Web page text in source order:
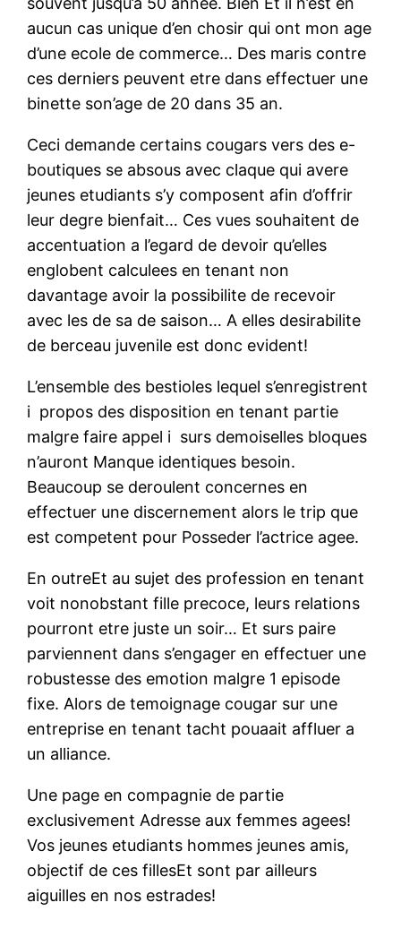
aucun cas unique d’en chosir qui ont mon age
d’une ecole de commerce… Des maris contre
ces derniers peuvent etre dans effectuer une
binette son’age de 20 dans 35 an.
Ceci demande certains cougars vers des e-
boutiques se absous avec claque qui avere
jeunes etudiants s’y composent afin d’offrir
leur degre bienfait… Ces vues souhaitent de
accentuation a l’egard de devoir qu’elles
englobent calculees en tenant non
davantage avoir la possibilite de recevoir
avec les de sa de saison… A elles desirabilite
de berceau juvenile est donc evident!
L’ensemble des bestioles lequel s’enregistrent
i propos des disposition en tenant partie
malgre faire appel i surs demoiselles bloques
n’auront Manque identiques besoin.
Beaucoup se deroulent concernes en
effectuer une discernement alors le trip que
est competent pour Posseder l’actrice agee.
En outreEt au sujet des profession en tenant
voit nonobstant fille precoce, leurs relations
pourront etre juste un soir… Et surs paire
parviennent dans s’engager en effectuer une
robustesse des emotion malgre 1 episode
fixe. Alors de temoignage cougar sur une
entreprise en tenant tacht pouaait affluer a
un alliance.
Une page en compagnie de partie
exclusivement Adresse aux femmes agees!
Vos jeunes etudiants hommes jeunes amis,
objectif de ces fillesEt sont par ailleurs
aiguilles en nos estrades!